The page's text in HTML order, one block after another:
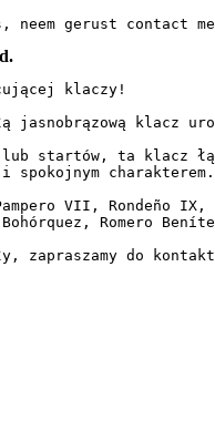
gerust contact
klaczy!
jasnobrązową
lub startów, ta klacz
spokojnym charakterem.
VII, Rondeño
Romero
zapraszamy do